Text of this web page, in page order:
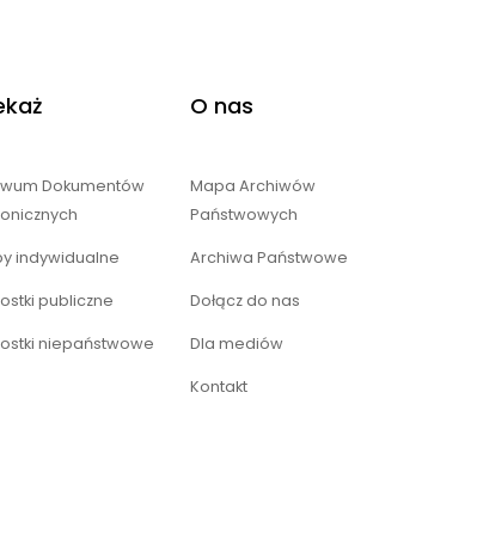
Dokumentów
indywidualne
publiczne
niepaństwowe
O nas
Mapa Archiwów
Państwowych
Archiwa Państwowe
Dołącz do nas
Dla mediów
Kontakt